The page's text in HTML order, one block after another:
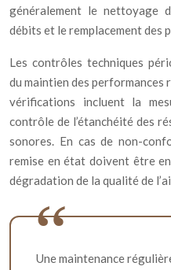
généralement le nettoyage
débits et le remplacement des
Les contrôles techniques
du maintien des performances
vérifications incluent la
contrôle de l’étanchéité des
sonores. En cas de non-
remise en état doivent être
dégradation de la qualité de
Une maintenance